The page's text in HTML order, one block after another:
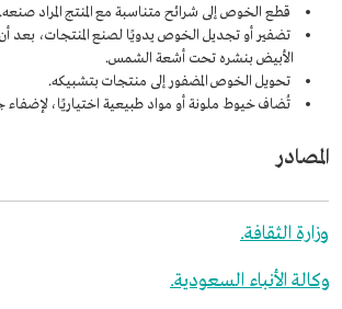
قطع الخوص إلى شرائح متناسبة مع المنتج المراد صنعه.
تضفير أو تجديل الخوص يدويًا لصنع المنتجات، بعد
الأبيض بنشره تحت أشعة الشمس.
تحويل الخوص المضفور إلى منتجات بتشبيكه.
تُضاف خيوط ملونة أو مواد طبيعية اختياريًا،
المصادر
وزارة الثقافة.
وكالة الأنباء السعودية.